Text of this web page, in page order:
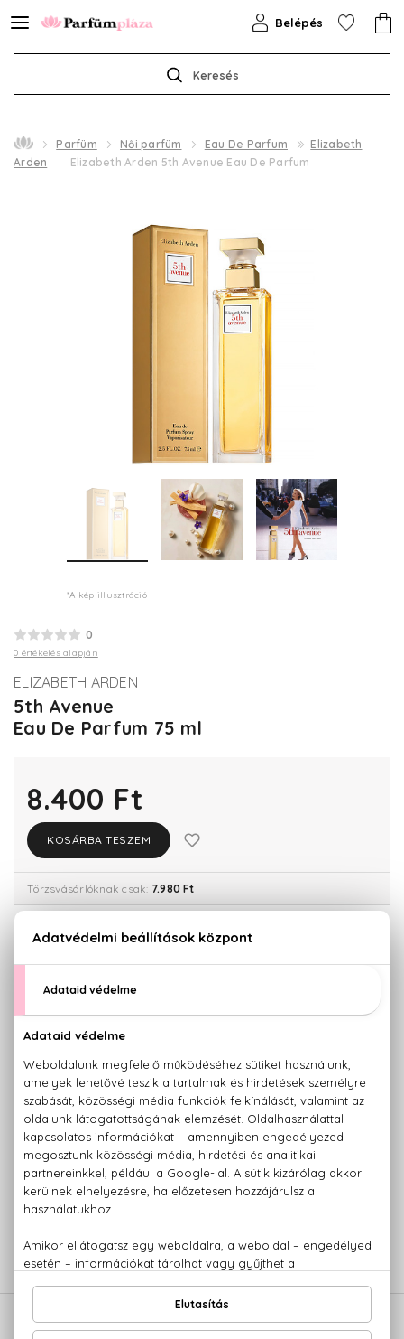
Keresés
Belépés
Parfüm Női parfüm Eau De Parfum
Elizabeth
Arden
Elizabeth Arden 5th Avenue Eau De Parfum
*A kép illusztráció
0
0 értékelés alapján
ELIZABETH ARDEN
5th Avenue
Eau De Parfum 75 ml
8.400 Ft
KOSÁRBA TESZEM
Törzsvásárlóknak csak: 7.980 Ft
KISZERELÉS KIVÁLASZTÁSA
30 ml
75 ml
9.470 Ft
KAPCSOLÓDÓ TERMÉKEK
100% eredeti termékek,14 napos visszaküldési garanciával
779 1926